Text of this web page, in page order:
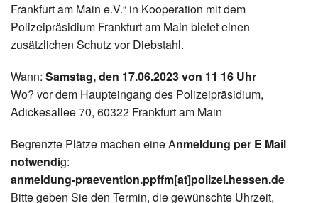
Frankfurt am Main e.V.“ in Kooperation mit dem
Polizeipräsidium Frankfurt am Main bietet einen
zusätzlichen Schutz vor Diebstahl.
Wann: Samstag, den 17.06.2023 von 11 16 Uhr
Wo? vor dem Haupteingang des Polizeipräsidium,
Adickesallee 70, 60322 Frankfurt am Main
Begrenzte Plätze machen eine Anmeldung per E Mail
notwendig:
anmeldung-praevention.ppffm[at]polizei.hessen.de
Bitte geben Sie den Termin, die gewünschte Uhrzeit,